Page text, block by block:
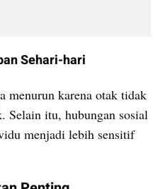
Sehari-hari
menurun karena otak tidak
Selain itu, hubungan sosial
menjadi lebih sensitif